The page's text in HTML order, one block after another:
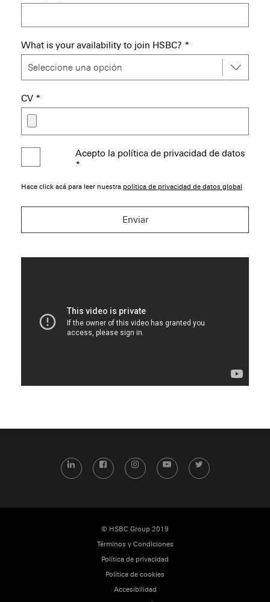
What is your availability to join HSBC? *
CV *
Acepto la política de privacidad de datos
*
Hace click acá para leer nuestra politica de privacidad de datos global
Enviar
LinkedIn FacebookInstagramYouTube Twitter
© HSBC Group 2019
Términos y Condiciones
Política de privacidad
Política de cookies
Accesibilidad